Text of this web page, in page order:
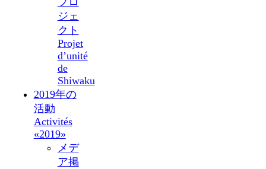
ジェ
クト
Projet
d’unité
de
Shiwaku
2019年の
活動
Activités
«2019»
メデ
ア掲